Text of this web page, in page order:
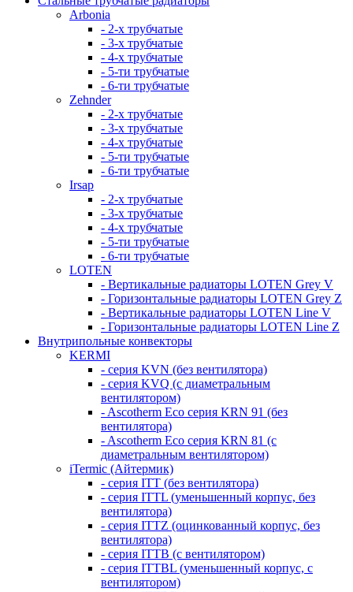
Arbonia
- 2-х трубчатые
- 3-х трубчатые
- 4-х трубчатые
- 5-ти трубчатые
- 6-ти трубчатые
Zehnder
- 2-х трубчатые
- 3-х трубчатые
- 4-х трубчатые
- 5-ти трубчатые
- 6-ти трубчатые
Irsap
- 2-х трубчатые
- 3-х трубчатые
- 4-х трубчатые
- 5-ти трубчатые
- 6-ти трубчатые
LOTEN
- Вертикальные радиаторы LOTEN Grey V
- Горизонтальные радиаторы LOTEN Grey Z
- Вертикальные радиаторы LOTEN Line V
- Горизонтальные радиаторы LOTEN Line Z
Внутрипольные конвекторы
KERMI
- серия KVN (без вентилятора)
- серия KVQ (с диаметральным
вентилятором)
- Ascotherm Eco серия KRN 91 (без
вентилятора)
- Ascotherm Eco серия KRN 81 (с
диаметральным вентилятором)
iTermic (Айтермик)
- серия ITT (без вентилятора)
- серия ITTL (уменьшенный корпус, без
вентилятора)
- серия ITTZ (оцинкованный корпус, без
вентилятора)
- серия ITTB (с вентилятором)
- серия ITTBL (уменьшенный корпус, с
вентилятором)